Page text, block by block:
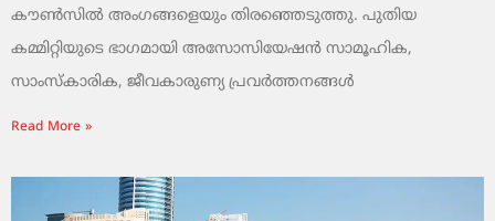
കൗൺസിൽ അംഗങ്ങളെയും തിരഞ്ഞെടുത്തു. പുതിയ
കമ്മിറ്റിയുടെ ഭാഗമായി അസോസിയേഷൻ സാമൂഹിക,
സാംസ്‌കാരിക, ജീവകാരുണ്യ പ്രവർത്തനങ്ങൾ
Read More »